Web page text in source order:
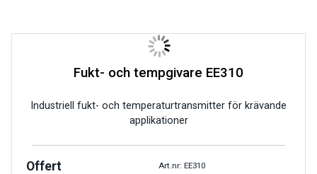
Fukt- och tempgivare EE310
Industriell fukt- och temperaturtransmitter för krävande
applikationer
Offert Art.nr: EE310